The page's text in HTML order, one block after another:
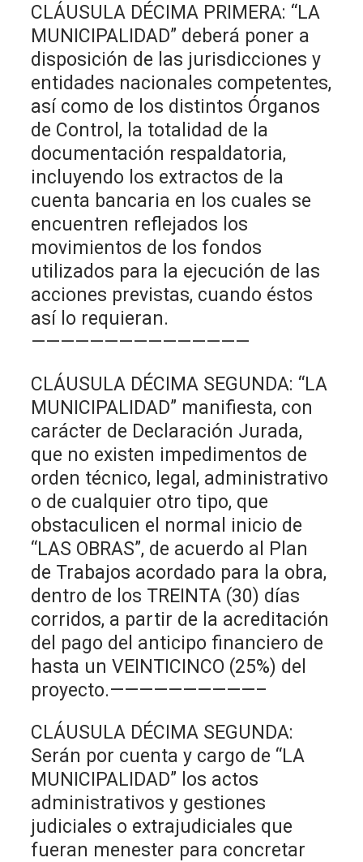
CLÁUSULA DÉCIMA PRIMERA: “LA
MUNICIPALIDAD” deberá poner a
disposición de las jurisdicciones y
entidades nacionales competentes,
así como de los distintos Órganos
de Control, la totalidad de la
documentación respaldatoria,
incluyendo los extractos de la
cuenta bancaria en los cuales se
encuentren reflejados los
movimientos de los fondos
utilizados para la ejecución de las
acciones previstas, cuando éstos
así lo requieran.
———————————————
CLÁUSULA DÉCIMA SEGUNDA: “LA
MUNICIPALIDAD” manifiesta, con
carácter de Declaración Jurada,
que no existen impedimentos de
orden técnico, legal, administrativo
o de cualquier otro tipo, que
obstaculicen el normal inicio de
“LAS OBRAS”, de acuerdo al Plan
de Trabajos acordado para la obra,
dentro de los TREINTA (30) días
corridos, a partir de la acreditación
del pago del anticipo financiero de
hasta un VEINTICINCO (25%) del
proyecto.——————————–
CLÁUSULA DÉCIMA SEGUNDA:
Serán por cuenta y cargo de “LA
MUNICIPALIDAD” los actos
administrativos y gestiones
judiciales o extrajudiciales que
fueran menester para concretar